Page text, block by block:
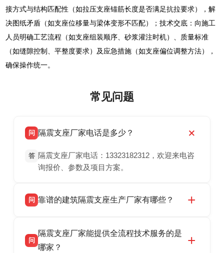
接方式与结构匹配性（如拉压支座锚筋长度是否满足抗拉要求），解
决图纸矛盾（如支座位移量与梁体变形不匹配）；技术交底：向施工
人员明确工艺流程（如支座组装顺序、砂浆灌注时机）、质量标准
（如缝隙控制、平整度要求）及应急措施（如支座偏位调整方法），
确保操作统一。
常见问题
问 隔震支座厂家电话是多少？
答 隔震支座厂家电话：13323182312，欢迎来电咨
询报价、参数及项目方案。
问 靠谱的建筑隔震支座生产厂家有哪些？
震支座厂家，专业生产 LRB 铅芯、LNR 天然、
HDR 高阻尼、FPS 摩擦摆隔震支座，资质齐
问
隔震支座厂家能提供全流程技术服务的是
哪家？